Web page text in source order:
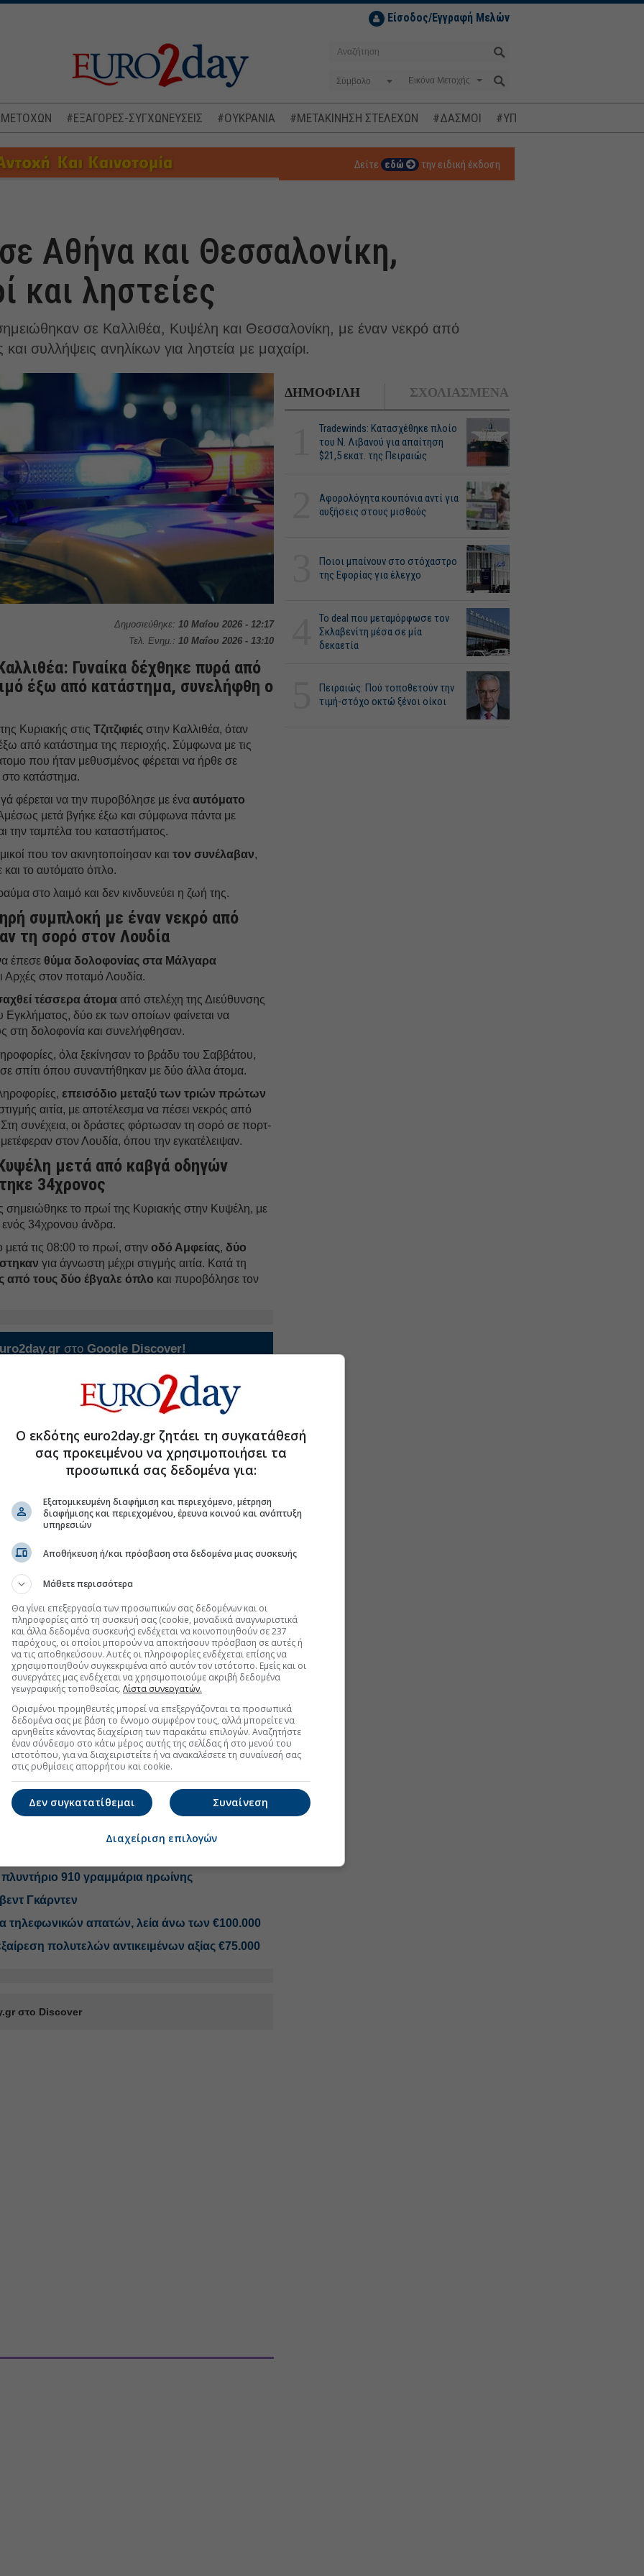
Είσοδος/Εγγραφή Μελών
Σύμβολο
ΜΕΤΟΧΩΝ #ΕΞΑΓΟΡΕΣ-ΣΥΓΧΩΝΕΥΣΕΙΣ #ΟΥΚΡΑΝΙΑ #ΜΕΤΑΚΙΝΗΣΗ ΣΤΕΛΕΧΩΝ #ΔΑΣΜΟΙ #ΥΠΟΚΛΟΠΕΣ
Δείτε εδώ την ειδική έκδοση
Αθήνα και Θεσσαλονίκη,
και ληστείες
σε Καλλιθέα, Κυψέλη και Θεσσαλονίκη, με έναν νεκρό από
συλλήψεις ανηλίκων για ληστεία με μαχαίρι.
Δημοσιεύθηκε: 10 Μαΐου 2026 - 12:17
Τελ. Ενημ.: 10 Μαΐου 2026 - 13:10
Γυναίκα δέχθηκε πυρά από
έξω από κατάστημα, συνελήφθη ο
Κυριακής στιςΤζιτζιφιέςστην Καλλιθέα, όταν
από κατάστημα της περιοχής. Σύμφωνα με τις
που ήταν μεθυσμένος φέρεται να ήρθε σε
κατάστημα.
φέρεται να την πυροβόλησε με ένα αυτόματο
μετά βγήκε έξω και σύμφωνα πάντα με
την ταμπέλα του καταστήματος.
που τον ακινητοποίησαν καιτον συνέλαβαν,
το αυτόματο όπλο.
στο λαιμό και δεν κινδυνεύει η ζωή της.
συμπλοκή με έναν νεκρό από
τη σορό στον Λουδία
έπεσε θύμα δολοφονίας στα Μάλγαρα
Αρχές στον ποταμό Λουδία.
τέσσερα άτομα από στελέχη της Διεύθυνσης
δύο εκ των οποίων φαίνεται να
στη δολοφονία και συνελήφθησαν.
όλα ξεκίνησαν το βράδυ του Σαββάτου,
σπίτι όπου συναντήθηκαν με δύο άλλα άτομα.
επεισόδιο μεταξύ των τριών πρώτων
αιτία, με αποτέλεσμα να πέσει νεκρός από
συνέχεια, οι δράστες φόρτωσαν τη σορό σε πορτ-
στον Λουδία, όπου την εγκατέλειψαν.
μετά από καβγά οδηγών
34χρονος
σημειώθηκε το πρωί της Κυριακής στην Κυψέλη, με
34χρονου άνδρα.
τις 08:00 το πρωί, στηνοδό Αμφείας, δύο
για άγνωστη μέχρι στιγμής αιτία. Κατά τη
από τους δύο έβγαλε όπλο και πυροβόλησε τον
στοGoogle Discover!
εξελίξεις με την υπογραφη εγκυρότητας του Euro2day.gr
FOLLOW US
νοσοκομείο «Ευαγγελισμός», όπου νοσηλεύεται
αστυνομικές δυνάμεις που εντόπισαν και
έναν 31χρονο ως φερόμενο δράστη της
για τον εντοπισμό και τη σύλληψή του.
δύο 16χρονοι, αφαίρεσαν με
χρήματα από 15χρονο
ληστεία κατά συναυτουργία και για παράβαση του
οι οποίοι συνελήφθησαν στην Πυλαία
Σαββάτου προσέγγισαν έναν 15χρονο και με την
του αφαίρεσαν το χρηματικό ποσό.
Άμεσης Δράσης Θεσσαλονίκης, εντόπισε
ανήλικους στην κατοχή των συλληφθέντων
μαχαίρικαι το αφαιρεθέν χρηματικό ποσό, που
συνελήφθησαν οι γονείς των συλληφθέντων.
910 γραμμάρια ηρωίνης
Γκάρντεν
τηλεφωνικών απατών, λεία άνω των €100.000
πολυτελών αντικειμένων αξίας €75.000
στο Discover
ΔΗΜΟΦΙΛΗ ΣΧΟΛΙΑΣΜΕΝΑ
Tradewinds: Κατασχέθηκε πλοίο
του Ν. Λιβανού για απαίτηση
$21,5 εκατ. της Πειραιώς
Αφορολόγητα κουπόνια αντί για
αυξήσεις στους μισθούς
Ποιοι μπαίνουν στο στόχαστρο
της Εφορίας για έλεγχο
Το deal που μεταμόρφωσε τον
Σκλαβενίτη μέσα σε μία
δεκαετία
Πειραιώς: Πού τοποθετούν την
τιμή-στόχο οκτώ ξένοι οίκοι
Ο εκδότης euro2day.gr ζητάει τη συγκατάθεσή
σας προκειμένου να χρησιμοποιήσει τα
προσωπικά σας δεδομένα για:
Εξατομικευμένη διαφήμιση και περιεχόμενο, μέτρηση
διαφήμισης και περιεχομένου, έρευνα κοινού και ανάπτυξη
υπηρεσιών
Αποθήκευση ή/και πρόσβαση στα δεδομένα μιας συσκευής
Μάθετε περισσότερα
Θα γίνει επεξεργασία των προσωπικών σας δεδομένων και οι
πληροφορίες από τη συσκευή σας (cookie, μοναδικά αναγνωριστικά
και άλλα δεδομένα συσκευής) ενδέχεται να κοινοποιηθούν σε 237
παρόχους, οι οποίοι μπορούν να αποκτήσουν πρόσβαση σε αυτές ή
να τις αποθηκεύσουν. Αυτές οι πληροφορίες ενδέχεται επίσης να
χρησιμοποιηθούν συγκεκριμένα από αυτόν τον ιστότοπο. Εμείς και οι
συνεργάτες μας ενδέχεται να χρησιμοποιούμε ακριβή δεδομένα
γεωγραφικής τοποθεσίας. Λίστα συνεργατών.
Ορισμένοι προμηθευτές μπορεί να επεξεργάζονται τα προσωπικά
δεδομένα σας με βάση το έννομο συμφέρον τους, αλλά μπορείτε να
αρνηθείτε κάνοντας διαχείριση των παρακάτω επιλογών. Αναζητήστε
έναν σύνδεσμο στο κάτω μέρος αυτής της σελίδας ή στο μενού του
ιστοτόπου, για να διαχειριστείτε ή να ανακαλέσετε τη συναίνεσή σας
στις ρυθμίσεις απορρήτου και cookie.
Συναίνεση
Δεν συγκατατίθεμαι
Διαχείριση επιλογών